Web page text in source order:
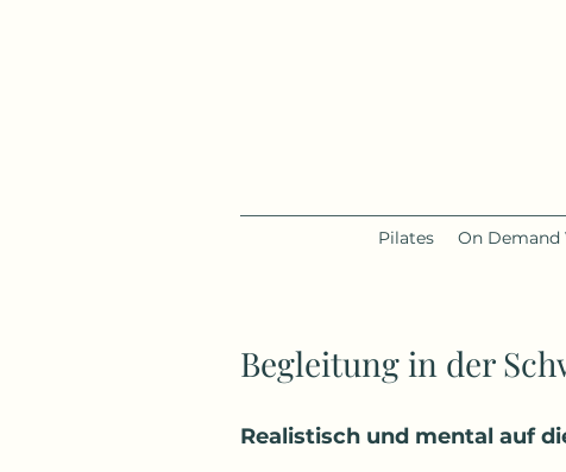
Pilates On Demand
Begleitung in der
Realistisch und mental auf